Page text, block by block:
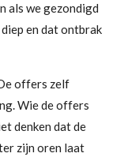
als we gezondigd
en dat ontbrak
offers zelf
Wie de offers
denken dat de
zijn oren laat